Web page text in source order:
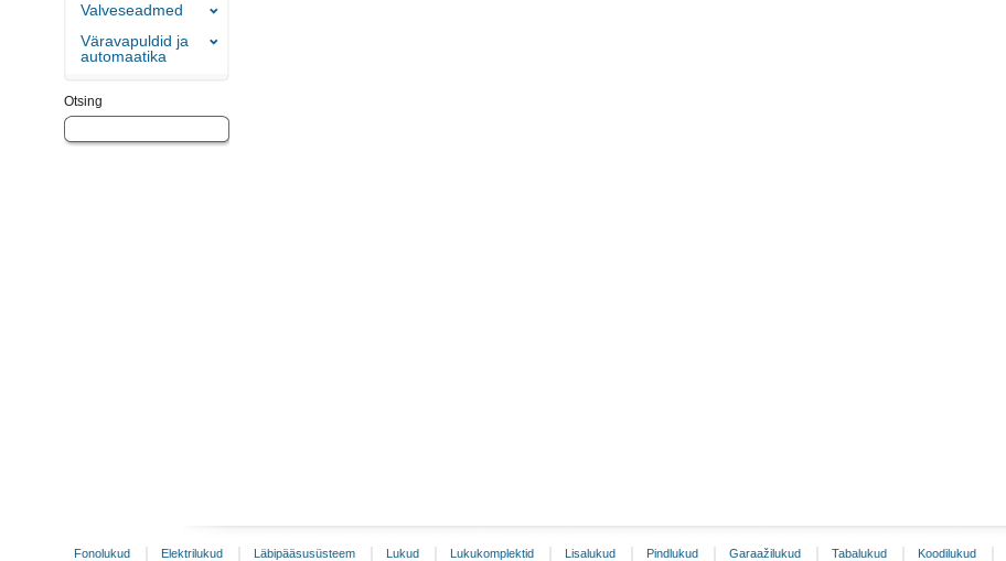
Valveseadmed
Väravapuldid ja
automaatika
Otsing
Fonolukud Elektrilukud Läbipääsusüsteem Lukud Lukukomplektid Lisalukud Pindlukud Garaažilukud Tabalukud Koodilukud